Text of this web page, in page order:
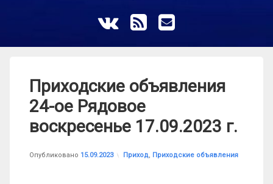
ВКонтакте
RSS E-mail
Приходские объявления
24-ое Рядовое
воскресенье 17.09.2023 г.
Опубликовано 15.09.2023
Обновлено на 15.09.2023
от astrkatolik
Рубрики:
Приход, Приходские объявления